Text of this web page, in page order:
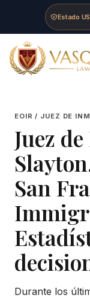
Skip to main
Skip to navigation
Skip to footer
Estado
Vasquez Law
EOIR / JUEZ DE
Juez
San
Durante los